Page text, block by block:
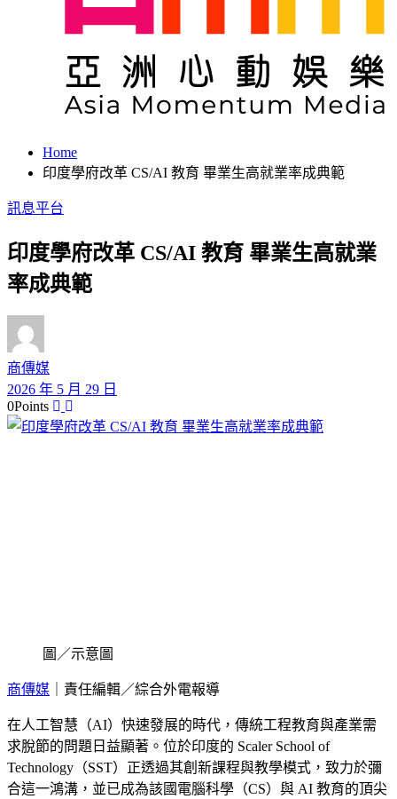
Home
印度學府改革 CS/AI 教育 畢業生高就業率成典範
訊息平台
印度學府改革 CS/AI 教育 畢業生高就業
率成典範
商傳媒
2026 年 5 月 29 日
0Points
圖／示意圖
商傳媒 ｜責任編輯／綜合外電報導
在人工智慧（AI）快速發展的時代，傳統工程教育與產業需
求脫節的問題日益顯著。位於印度的 Scaler School of
Technology（SST）正透過其創新課程與教學模式，致力於彌
合這一鴻溝，並已成為該國電腦科學（CS）與 AI 教育的頂尖